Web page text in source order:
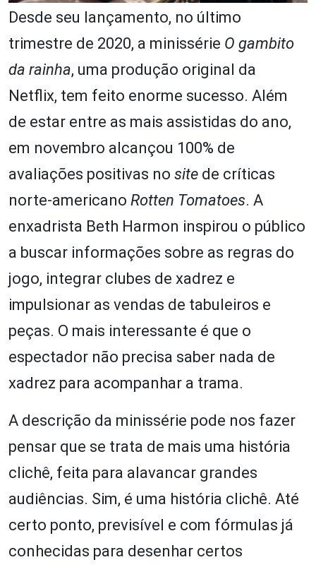
Desde seu lançamento, no último
trimestre de 2020, a minissérie O gambito
da rainha, uma produção original da
Netflix, tem feito enorme sucesso. Além
de estar entre as mais assistidas do ano,
em novembro alcançou 100% de
avaliações positivas no site de críticas
norte-americano Rotten Tomatoes. A
enxadrista Beth Harmon inspirou o público
a buscar informações sobre as regras do
jogo, integrar clubes de xadrez e
impulsionar as vendas de tabuleiros e
peças. O mais interessante é que o
espectador não precisa saber nada de
xadrez para acompanhar a trama.
A descrição da minissérie pode nos fazer
pensar que se trata de mais uma história
clichê, feita para alavancar grandes
audiências. Sim, é uma história clichê. Até
certo ponto, previsível e com fórmulas já
conhecidas para desenhar certos